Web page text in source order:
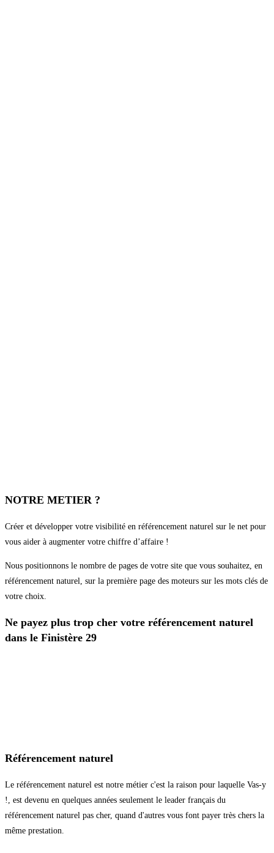
NOTRE METIER ?
Créer et développer votre visibilité en référencement naturel sur le net pour
vous aider à augmenter votre chiffre d’affaire !
Nous positionnons le nombre de pages de votre site que vous souhaitez, en
référencement naturel, sur la première page des moteurs sur les mots clés de
votre choix.
Ne payez plus trop cher votre référencement naturel
dans le Finistère 29
Référencement naturel
Le référencement naturel est notre métier c'est la raison pour laquelle Vas-y
!, est devenu en quelques années seulement le leader français du
référencement naturel pas cher, quand d'autres vous font payer très chers la
même prestation.